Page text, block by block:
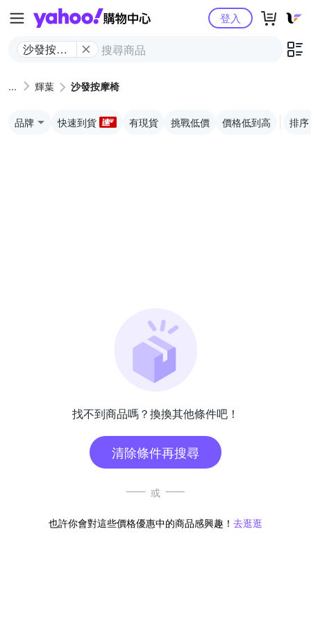
Yahoo購物中心
沙發按摩
登入
輝葉 沙發按摩椅
品牌 快速到貨 有現貨 挑戰低價 價格低到高 排序
找不到商品嗎？換換其他條件吧！
清除條件再搜尋
或
也許你會對這些價格優惠中的商品感興趣！ 去逛逛